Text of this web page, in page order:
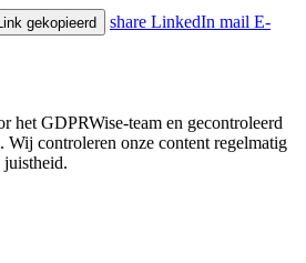
gekopieerd share LinkedIn mail E-
het GDPRWise-team en gecontroleerd
Wij controleren onze content regelmatig